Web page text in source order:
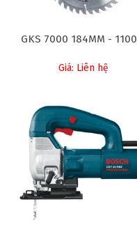
GKS 7000 184MM -
Giá: Liên hệ